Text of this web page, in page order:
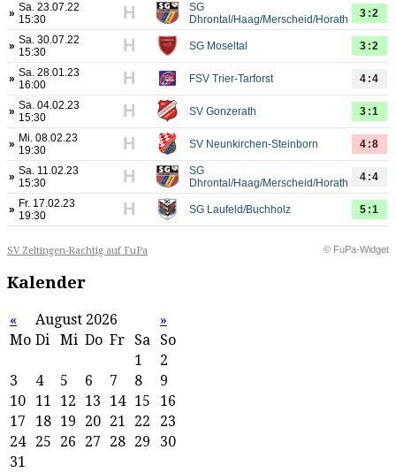
» Sa. 23.07.22
15:30
H
SG
Dhrontal/Haag/Merscheid/Horath
3:2
» Sa. 30.07.22
15:30
H SG Moseltal 3:2
» Sa. 28.01.23
16:00
H FSV Trier-Tarforst 4:4
» Sa. 04.02.23
15:30
H SV Gonzerath 3:1
» Mi. 08.02.23
19:30
H SV Neunkirchen-Steinborn 4:8
» Sa. 11.02.23
15:30
H
SG
Dhrontal/Haag/Merscheid/Horath
4:4
» Fr. 17.02.23
19:30
H SG Laufeld/Buchholz 5:1
© FuPa-Widget
SV Zeltingen-Rachtig auf FuPa
Kalender
« August 2026
»
Mo Di Mi Do Fr Sa
So
1
2
3
4 5 6 7 8
9
10
11 12 13 14 15
16
17
18 19 20 21 22
23
24
25 26 27 28 29
30
31